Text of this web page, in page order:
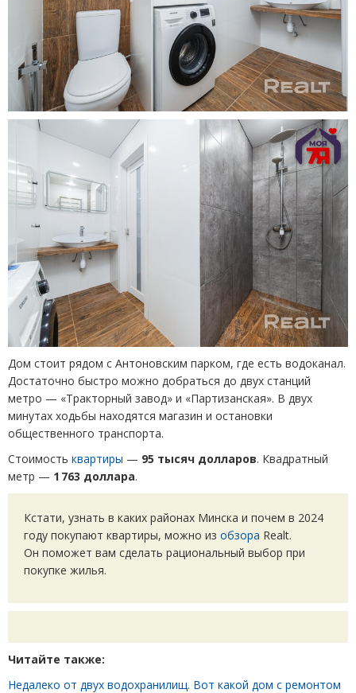
Дом стоит рядом с Антоновским парком, где есть водоканал.
Достаточно быстро можно добраться до двух станций
метро — «Тракторный завод» и «Партизанская». В двух
минутах ходьбы находятся магазин и остановки
общественного транспорта.
Стоимость квартиры — 95 тысяч долларов. Квадратный
метр — 1 763 доллара.
Кстати, узнать в каких районах Минска и почем в 2024
году покупают квартиры, можно из обзора Realt.
Он поможет вам сделать рациональный выбор при
покупке жилья.
Читайте также:
Недалеко от двух водохранилищ. Вот какой дом с ремонтом